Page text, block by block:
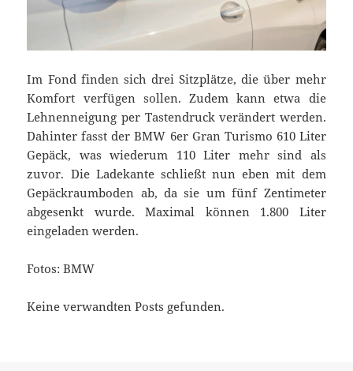
Im Fond finden sich drei Sitzplätze, die über mehr
Komfort verfügen sollen. Zudem kann etwa die
Lehnenneigung per Tastendruck verändert werden.
Dahinter fasst der BMW 6er Gran Turismo 610 Liter
Gepäck, was wiederum 110 Liter mehr sind als
zuvor. Die Ladekante schließt nun eben mit dem
Gepäckraumboden ab, da sie um fünf Zentimeter
abgesenkt wurde. Maximal können 1.800 Liter
eingeladen werden.
Fotos: BMW
Keine verwandten Posts gefunden.